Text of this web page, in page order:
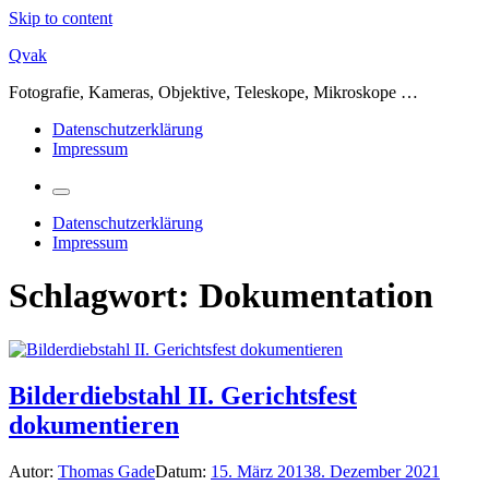
Skip to content
Qvak
Fotografie, Kameras, Objektive, Teleskope, Mikroskope …
Datenschutzerklärung
Impressum
Datenschutzerklärung
Impressum
Schlagwort: Dokumentation
Bilderdiebstahl II. Gerichtsfest
dokumentieren
Autor: Thomas GadeDatum: 15. März 20138. Dezember 2021